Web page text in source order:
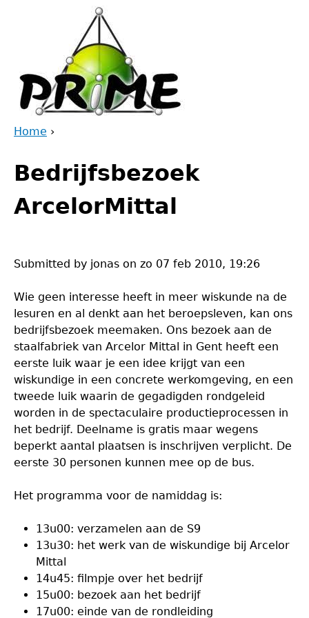
are
here
Home ›
to
top
Bedrijfsbezoek
ArcelorMittal
Submitted by jonas on zo 07 feb 2010, 19:26
Wie geen interesse heeft in meer wiskunde na de
lesuren en al denkt aan het beroepsleven, kan ons
bedrijfsbezoek meemaken. Ons bezoek aan de
staalfabriek van Arcelor Mittal in Gent heeft een
eerste luik waar je een idee krijgt van een
wiskundige in een concrete werkomgeving, en een
tweede luik waarin de gegadigden rondgeleid
worden in de spectaculaire productieprocessen in
het bedrijf. Deelname is gratis maar wegens
beperkt aantal plaatsen is inschrijven verplicht. De
eerste 30 personen kunnen mee op de bus.
Het programma voor de namiddag is:
13u00: verzamelen aan de S9
13u30: het werk van de wiskundige bij Arcelor
Mittal
14u45: filmpje over het bedrijf
15u00: bezoek aan het bedrijf
17u00: einde van de rondleiding